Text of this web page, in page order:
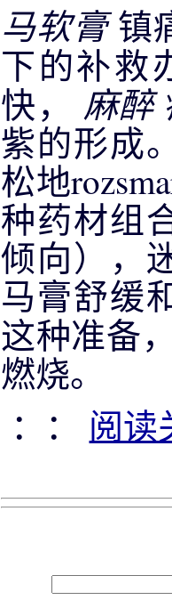
马软膏镇
下的补救
快， 麻醉
紫的形成
松地
种药材组
倾向），
马膏舒缓
这种准备
燃烧。
：： 阅读